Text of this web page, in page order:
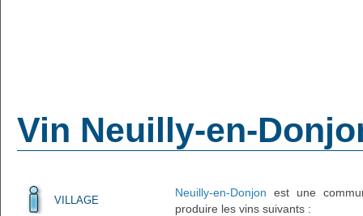
Vin Neuilly-en-
VILLAGE
Neuilly-en-Donjon est une
produire les vins suivants :